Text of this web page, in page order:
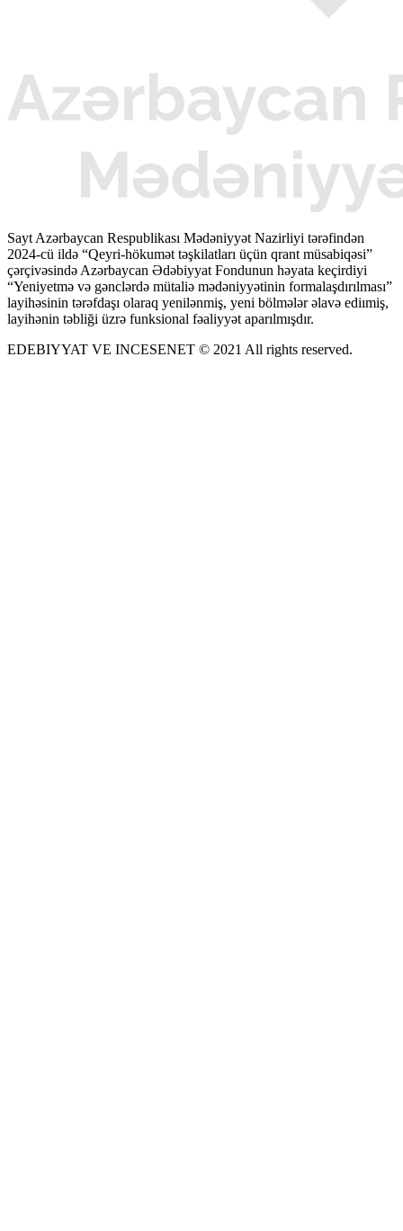
Sayt Azərbaycan Respublikası Mədəniyyət Nazirliyi tərəfindən
2024-cü ildə “Qeyri-hökumət təşkilatları üçün qrant müsabiqəsi”
çərçivəsində Azərbaycan Ədəbiyyat Fondunun həyata keçirdiyi
“Yeniyetmə və gənclərdə mütaliə mədəniyyətinin formalaşdırılması”
layihəsinin tərəfdaşı olaraq yenilənmiş, yeni bölmələr əlavə ediımiş,
layihənin təbliği üzrə funksional fəaliyyət aparılmışdır.
EDEBIYYAT VE INCESENET © 2021 All rights reserved.